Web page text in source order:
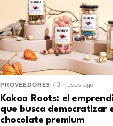
PROVEEDORES / 3 meses ago
Kokoa Roots: el
que busca democratizar
chocolate premium